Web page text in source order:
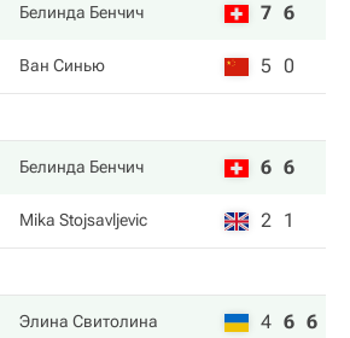
Белинда Бенчич 7 6
Ван Синью 5 0
Белинда Бенчич 6 6
Mika Stojsavljevic 2 1
Элина Свитолина 4 6 6